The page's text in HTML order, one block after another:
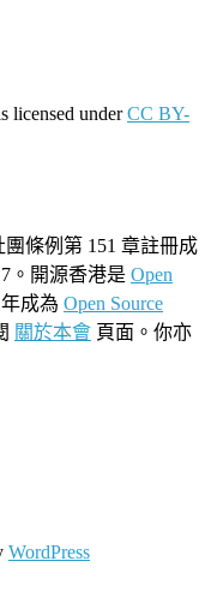
licensed underCC BY-
條例第 151 章註冊成
。開源香港是 Open
成為 Open Source
關於本會 頁面。你亦
WordPress